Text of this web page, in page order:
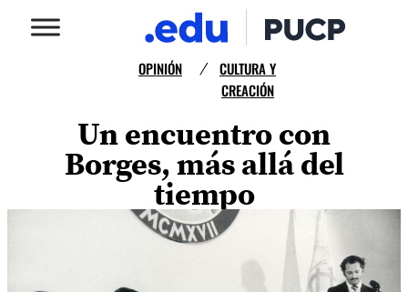
OPINIÓN /
CULTURA Y
CREACIÓN
Un encuentro con
Borges, más allá del
tiempo